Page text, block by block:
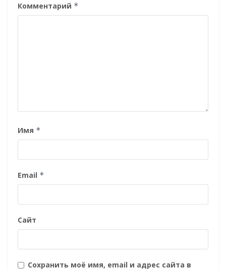
Комментарий *
Имя *
Email *
Сайт
Сохранить моё имя, email и адрес сайта в